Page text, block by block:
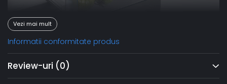
EasyFresh
Vezi mai mult
Informatii conformitate produs
Review-uri (0)